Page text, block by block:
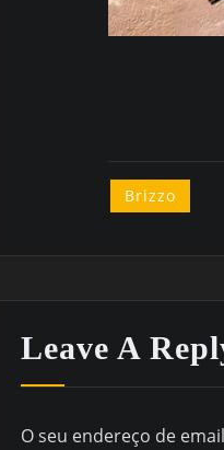
Brizzo
Leave A
O seu endereço de